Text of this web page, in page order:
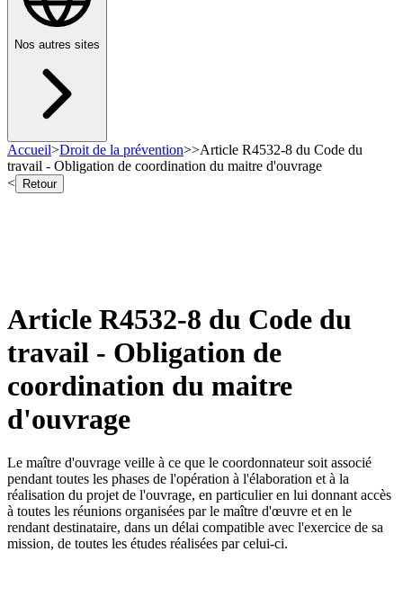
Nos autres sites
Accueil>Droit de la prévention>>Article R4532-8 du Code du
travail - Obligation de coordination du maitre d'ouvrage
<
Retour
Article R4532-8 du Code du
travail - Obligation de
coordination du maitre
d'ouvrage
Le maître d'ouvrage veille à ce que le coordonnateur soit associé
pendant toutes les phases de l'opération à l'élaboration et à la
réalisation du projet de l'ouvrage, en particulier en lui donnant accès
à toutes les réunions organisées par le maître d'œuvre et en le
rendant destinataire, dans un délai compatible avec l'exercice de sa
mission, de toutes les études réalisées par celui-ci.